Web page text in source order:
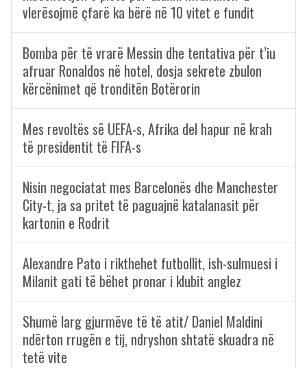
vlerësojmë çfarë ka bërë në 10 vitet e fundit
Bomba për të vrarë Messin dhe tentativa për t’iu
afruar Ronaldos në hotel, dosja sekrete zbulon
kërcënimet që tronditën Botërorin
Mes revoltës së UEFA-s, Afrika del hapur në krah
të presidentit të FIFA-s
Nisin negociatat mes Barcelonës dhe Manchester
City-t, ja sa pritet të paguajnë katalanasit për
kartonin e Rodrit
Alexandre Pato i rikthehet futbollit, ish-sulmuesi i
Milanit gati të bëhet pronar i klubit anglez
Shumë larg gjurmëve të të atit/ Daniel Maldini
ndërton rrugën e tij, ndryshon shtatë skuadra në
tetë vite